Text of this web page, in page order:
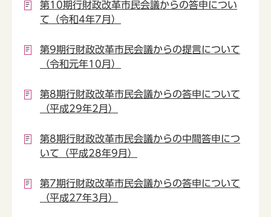
第10期行財政改革市民会議からの答申につい
て（令和4年7月）
第9期行財政改革市民会議からの提言について
（令和元年10月）
第8期行財政改革市民会議からの答申について
（平成29年2月）
第8期行財政改革市民会議からの中間答申につ
いて（平成28年9月）
第7期行財政改革市民会議からの答申について
（平成27年3月）